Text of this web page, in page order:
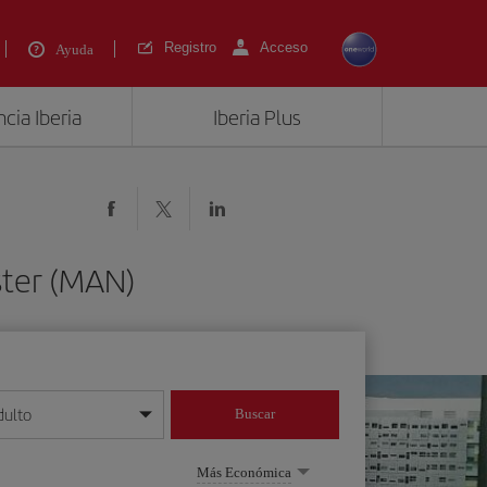
Ayuda Registro Acceso
Iberia Iberia Plus
(MAN)
mes/año
Buscar
Más Económica